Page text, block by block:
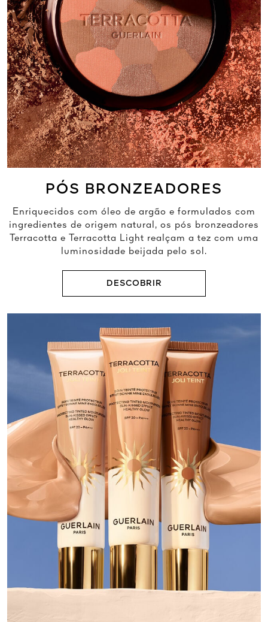
PÓS BRONZEADORES
Enriquecidos com óleo de argão e formulados com
ingredientes de origem natural, os pós bronzeadores
Terracotta e Terracotta Light realçam a tez com uma
luminosidade beijada pelo sol.
DESCOBRIR